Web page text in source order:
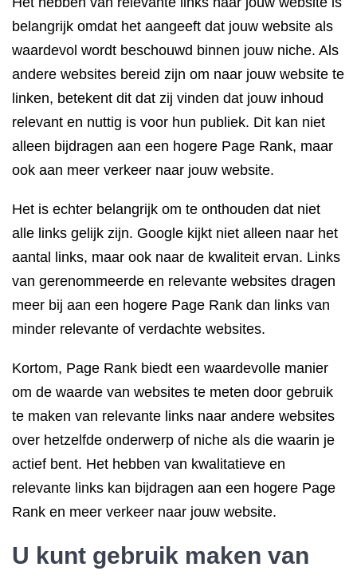
belangrijk omdat het aangeeft dat jouw website als
waardevol wordt beschouwd binnen jouw niche. Als
andere websites bereid zijn om naar jouw website te
linken, betekent dit dat zij vinden dat jouw inhoud
relevant en nuttig is voor hun publiek. Dit kan niet
alleen bijdragen aan een hogere Page Rank, maar
ook aan meer verkeer naar jouw website.
Het is echter belangrijk om te onthouden dat niet
alle links gelijk zijn. Google kijkt niet alleen naar het
aantal links, maar ook naar de kwaliteit ervan. Links
van gerenommeerde en relevante websites dragen
meer bij aan een hogere Page Rank dan links van
minder relevante of verdachte websites.
Kortom, Page Rank biedt een waardevolle manier
om de waarde van websites te meten door gebruik
te maken van relevante links naar andere websites
over hetzelfde onderwerp of niche als die waarin je
actief bent. Het hebben van kwalitatieve en
relevante links kan bijdragen aan een hogere Page
Rank en meer verkeer naar jouw website.
U kunt gebruik maken van